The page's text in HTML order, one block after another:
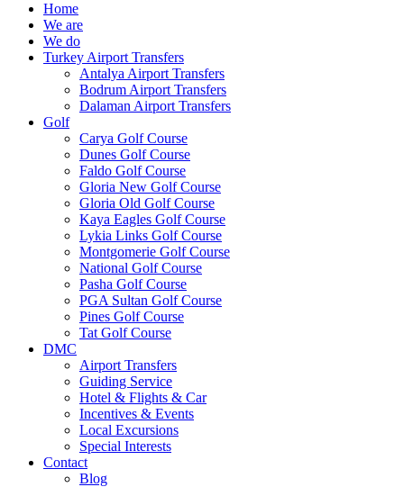
Home
We are
We do
Turkey Airport Transfers
Antalya Airport Transfers
Bodrum Airport Transfers
Dalaman Airport Transfers
Golf
Carya Golf Course
Dunes Golf Course
Faldo Golf Course
Gloria New Golf Course
Gloria Old Golf Course
Kaya Eagles Golf Course
Lykia Links Golf Course
Montgomerie Golf Course
National Golf Course
Pasha Golf Course
PGA Sultan Golf Course
Pines Golf Course
Tat Golf Course
DMC
Airport Transfers
Guiding Service
Hotel & Flights & Car
Incentives & Events
Local Excursions
Special Interests
Contact
Blog